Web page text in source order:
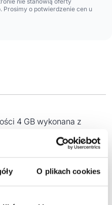
O plikach cookies
Prosimy o potwierdzenie cen u
4 GB wykonana z
lub MacBooka. Obudowa
USB w wersji 2.0 z
odczytu 5MB/s.